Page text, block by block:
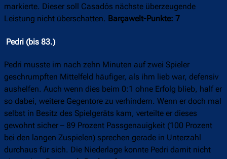
markierte. Dieser soll Casadós nächste überzeugende
Leistung nicht überschatten. Barçawelt-Punkte: 7
Pedri (bis 83.)
Pedri musste im nach zehn Minuten auf zwei Spieler
geschrumpften Mittelfeld häufiger, als ihm lieb war, defensiv
aushelfen. Auch wenn dies beim 0:1 ohne Erfolg blieb, half er
so dabei, weitere Gegentore zu verhindern. Wenn er doch mal
selbst in Besitz des Spielgeräts kam, verteilte er dieses
gewohnt sicher – 89 Prozent Passgenauigkeit (100 Prozent
bei den langen Zuspielen) sprechen gerade in Unterzahl
durchaus für sich. Die Niederlage konnte Pedri damit nicht